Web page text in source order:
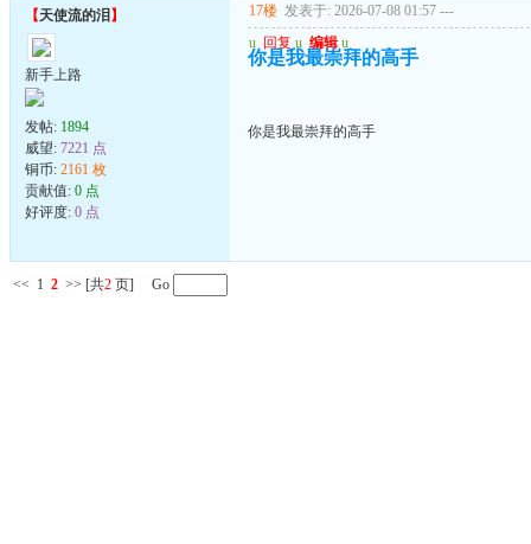
【天使流的泪 】
新手上路
发帖: 1894
威望: 7221 点
铜币: 2161 枚
贡献值: 0 点
好评度: 0 点
17楼 发表于: 2026-07-08 01:57 ---
u 回复 u 编辑 u
你是我最崇拜的高手
你是我最崇拜的高手
<< 1 2 >> [共2 页] Go